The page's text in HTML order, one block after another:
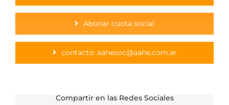
Abonar cuota social
contacto: aahesoc@aahe.com.ar
Compartir en las Redes Sociales